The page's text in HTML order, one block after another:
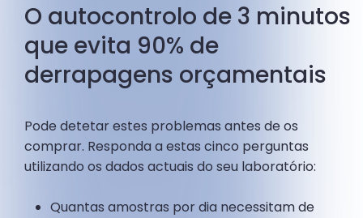
O autocontrolo de 3 minutos
que evita 90% de
derrapagens orçamentais
Pode detetar estes problemas antes de os
comprar. Responda a estas cinco perguntas
utilizando os dados actuais do seu laboratório:
Quantas amostras por dia necessitam de